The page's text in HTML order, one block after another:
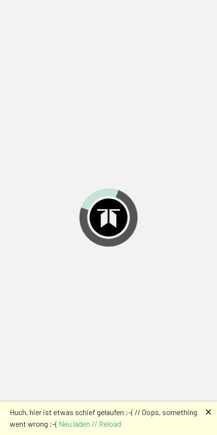
Huch, hier ist etwas schief gelaufen :-( // Oops, something
went wrong :-( Neu laden // Reload
🗙